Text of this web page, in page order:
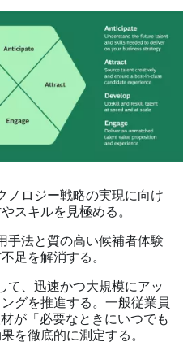
ノロジー戦略の実現に向け
スキルを見極める。
手法と質の高い候補者体験
足を解消する。
て、迅速かつ大規模にアッ
グを推進する。一般従業員
が「 必要なときにいつでも
を徹底的に測定する。